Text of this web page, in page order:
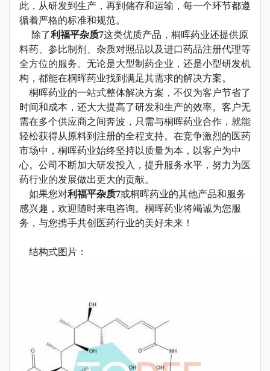
此，从研发到生产，再到储存和运输，每一个环节都遵
循着严格的标准和规范。
除了利福平杂质7这类优质产品，桐晖药业还提供原
料药、参比制剂、杂质对照品以及进口药品注册代理等
全方位的服务。无论是大型制药企业，还是小型研发机
构，都能在桐晖药业找到满足其需求的解决方案。
桐晖药业的一站式整体解决方案，不仅为客户节省了
时间和成本，还大大提高了研发和生产的效率。客户无
需在多个供应商之间奔波，只需与桐晖药业合作，就能
轻松获得从原料到注册的全程支持。在竞争激烈的医药
市场中，桐晖药业始终坚持以质量为本，以客户为中
心。公司不断加大研发投入，提升服务水平，努力为医
药行业的发展做出更大的贡献。
如果您对利福平杂质7或桐晖药业的其他产品和服务
感兴趣，欢迎随时来电咨询。桐晖药业将竭诚为您服
务，与您携手共创医药行业的美好未来！
结构式图片：